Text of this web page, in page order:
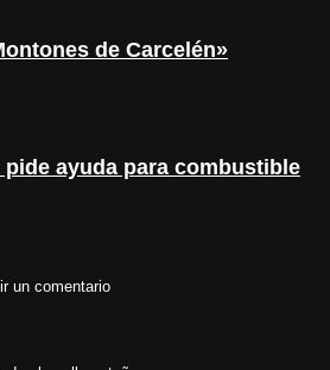
de Carcelén»
ayuda para combustible
un comentario